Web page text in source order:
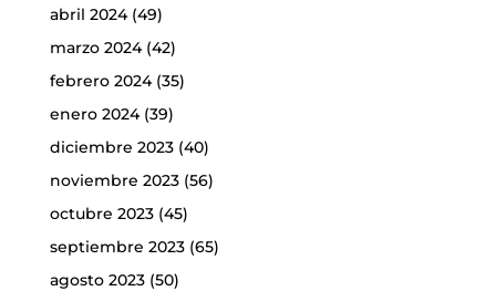
abril 2024(49)
marzo 2024(42)
febrero 2024(35)
enero 2024(39)
diciembre 2023(40)
noviembre 2023(56)
octubre 2023(45)
septiembre 2023(65)
agosto 2023(50)